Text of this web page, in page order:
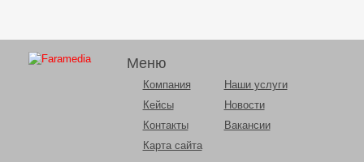
Меню
Компания
Наши услуги
Кейсы
Новости
Контакты
Вакансии
Карта сайта